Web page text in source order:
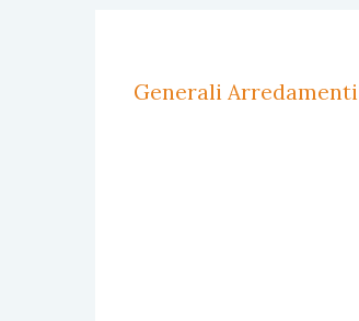
Generali Arredamenti